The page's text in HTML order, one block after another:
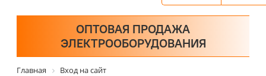
ОПТОВАЯ ПРОДАЖА
ЭЛЕКТРООБОРУДОВАНИЯ
Главная Вход на сайт